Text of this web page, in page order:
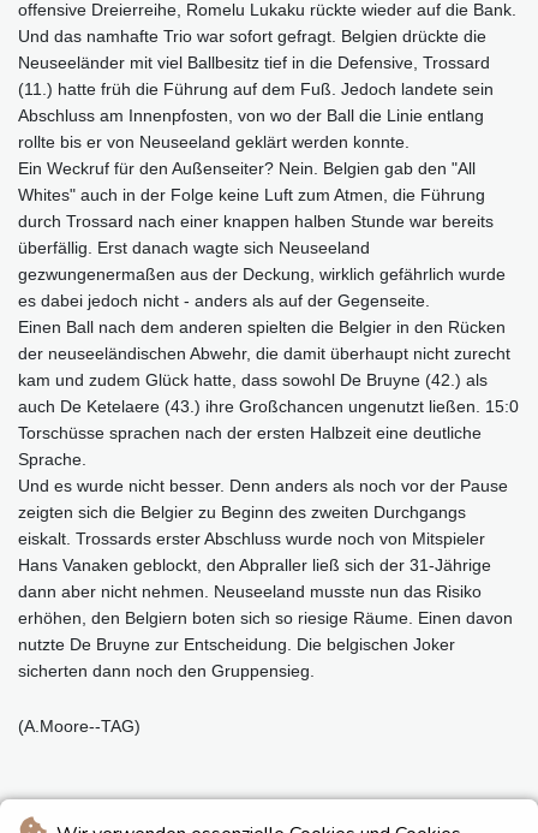
offensive Dreierreihe, Romelu Lukaku rückte wieder auf die Bank.
Und das namhafte Trio war sofort gefragt. Belgien drückte die
Neuseeländer mit viel Ballbesitz tief in die Defensive, Trossard
(11.) hatte früh die Führung auf dem Fuß. Jedoch landete sein
Abschluss am Innenpfosten, von wo der Ball die Linie entlang
rollte bis er von Neuseeland geklärt werden konnte.
Ein Weckruf für den Außenseiter? Nein. Belgien gab den "All
Whites" auch in der Folge keine Luft zum Atmen, die Führung
durch Trossard nach einer knappen halben Stunde war bereits
überfällig. Erst danach wagte sich Neuseeland
gezwungenermaßen aus der Deckung, wirklich gefährlich wurde
es dabei jedoch nicht - anders als auf der Gegenseite.
Einen Ball nach dem anderen spielten die Belgier in den Rücken
der neuseeländischen Abwehr, die damit überhaupt nicht zurecht
kam und zudem Glück hatte, dass sowohl De Bruyne (42.) als
auch De Ketelaere (43.) ihre Großchancen ungenutzt ließen. 15:0
Torschüsse sprachen nach der ersten Halbzeit eine deutliche
Sprache.
Und es wurde nicht besser. Denn anders als noch vor der Pause
zeigten sich die Belgier zu Beginn des zweiten Durchgangs
eiskalt. Trossards erster Abschluss wurde noch von Mitspieler
Hans Vanaken geblockt, den Abpraller ließ sich der 31-Jährige
dann aber nicht nehmen. Neuseeland musste nun das Risiko
erhöhen, den Belgiern boten sich so riesige Räume. Einen davon
nutzte De Bruyne zur Entscheidung. Die belgischen Joker
sicherten dann noch den Gruppensieg.
(A.Moore--TAG)